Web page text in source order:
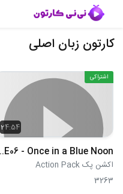
کارتون زبان اصلی
24:54
اشتراکی
Blue Noon
اکشن پک Action Pack
3263